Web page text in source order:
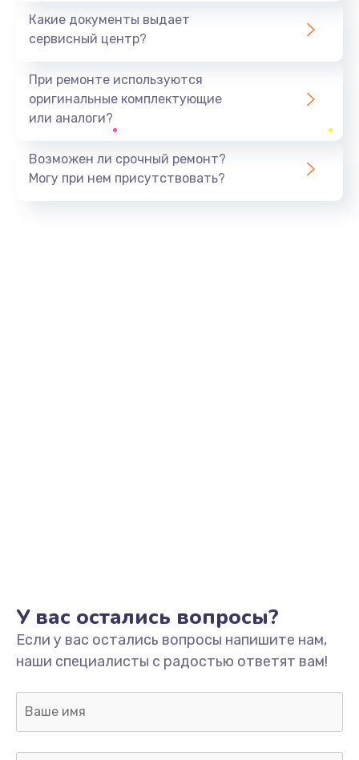
Какие документы выдает
сервисный центр?
При ремонте используются
оригинальные комплектующие
или аналоги?
Возможен ли срочный ремонт?
Могу при нем присутствовать?
У вас остались вопросы?
Если у вас остались вопросы напишите нам,
наши специалисты с радостью ответят вам!